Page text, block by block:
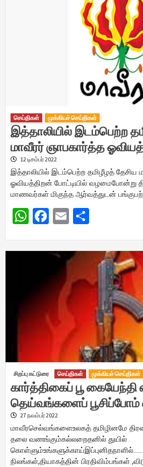
செய்திகள் முக்கியச் செய்திகள்
இத்தாலியில் இடம்பெற்ற
மாவீரர் ஞாபகார்த்த
12 டிசம்பர் 2022
இத்தாலியில் இடம்பெற்ற தமிழீழத் தேசிய
ஓவியத்திறன் போட்டியில் வழமைபோன்று
மாணவர்கள் மிகுந்த ஆர்வத்துடன்
WhatsApp
Facebook
Email
சிறப்பு கட்டுரை செய்திகள் முக்கியச் செய்திகள்
கார்த்திகைப் பூ
தெய்வங்களைப் பூசிப்போம்
27 நவம்பர் 2022
மாவீரசெல்வங்களைஉலகத் தமிழினமே
தலை வணங்கும்கல்லறைதனில் துயில்
நிலங்கள்,தியாகத்தின் பிரதிவிம்பங்கள்